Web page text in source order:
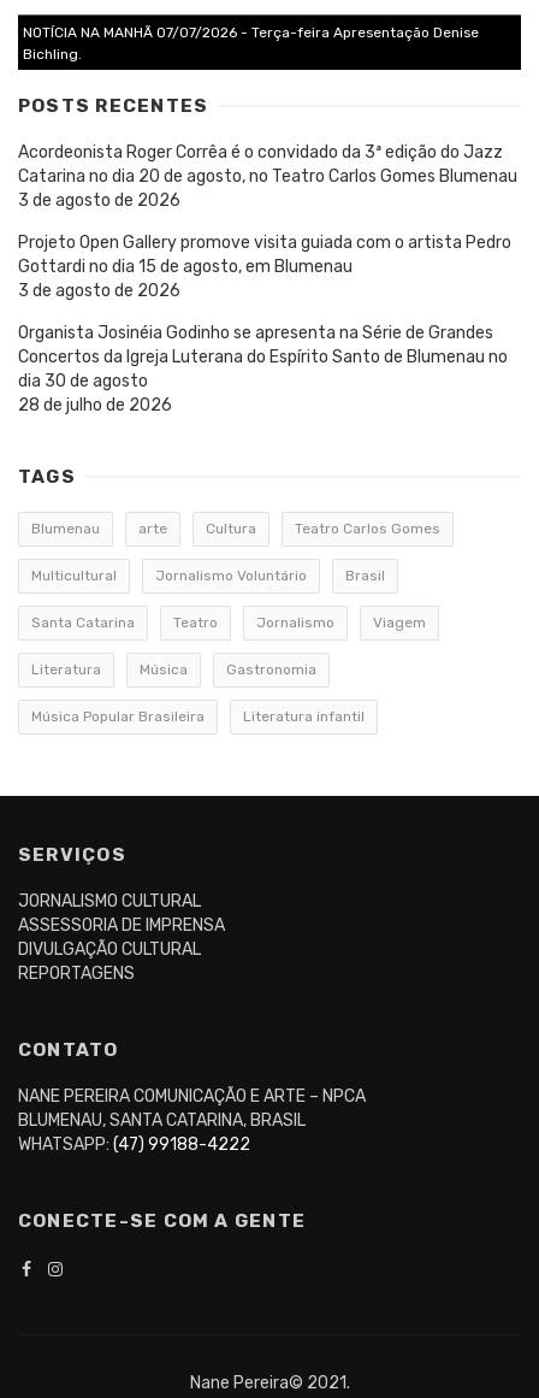
NOTÍCIA NA MANHÃ 07/07/2026 - Terça-feira Apresentação Denise
Bichling.
POSTS RECENTES
Acordeonista Roger Corrêa é o convidado da 3ª edição do Jazz
Catarina no dia 20 de agosto, no Teatro Carlos Gomes Blumenau
3 de agosto de 2026
Projeto Open Gallery promove visita guiada com o artista Pedro
Gottardi no dia 15 de agosto, em Blumenau
3 de agosto de 2026
Organista Josinéia Godinho se apresenta na Série de Grandes
Concertos da Igreja Luterana do Espírito Santo de Blumenau no
dia 30 de agosto
28 de julho de 2026
TAGS
Blumenau arte Cultura Teatro Carlos Gomes
Multicultural Jornalismo Voluntário Brasil
Santa Catarina Teatro Jornalismo Viagem
Literatura Música Gastronomia
Música Popular Brasileira Literatura infantil
SERVIÇOS
JORNALISMO CULTURAL
ASSESSORIA DE IMPRENSA
DIVULGAÇÃO CULTURAL
REPORTAGENS
CONTATO
NANE PEREIRA COMUNICAÇÃO E ARTE – NPCA
BLUMENAU, SANTA CATARINA, BRASIL
WHATSAPP: (47) 99188-4222
CONECTE-SE COM A GENTE
Nane Pereira© 2021.